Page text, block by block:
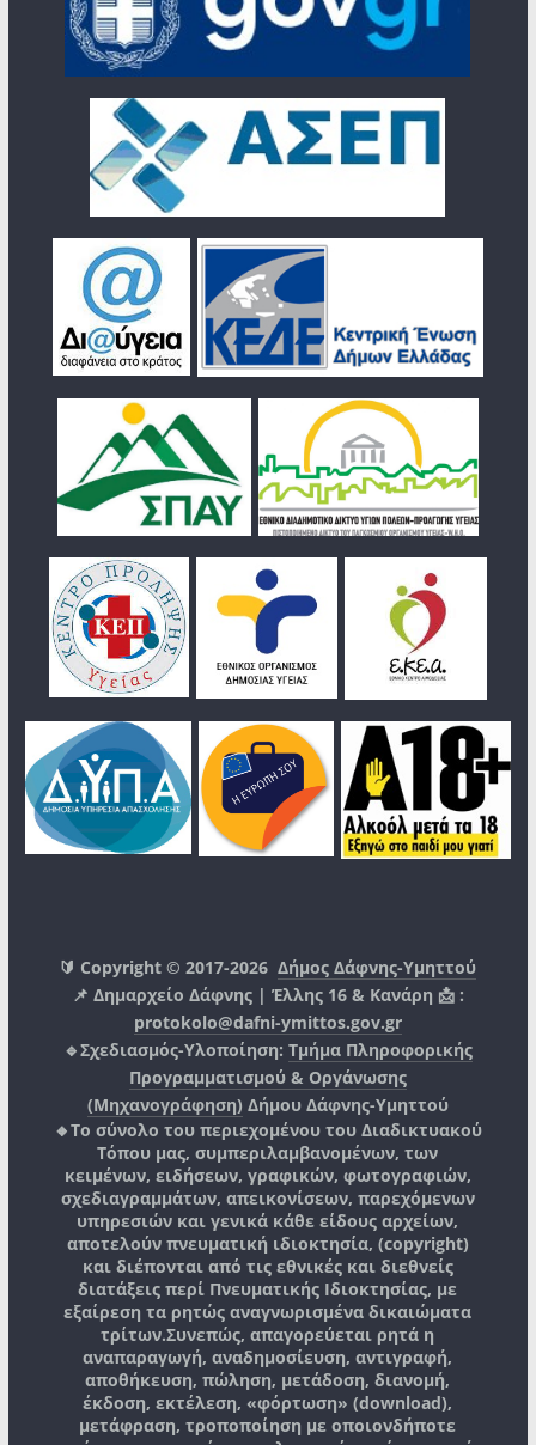
🔰 Copyright © 2017-2026Δήμος Δάφνης-Υμηττού
📌 Δημαρχείο Δάφνης | Έλλης 16 & Κανάρη 📩 :
protokolo@dafni-ymittos.gov.gr
🔹Σχεδιασμός-Υλοποίηση: Τμήμα Πληροφορικής
Προγραμματισμού & Οργάνωσης
(Μηχανογράφηση) Δήμου Δάφνης-Υμηττού
🔸Το σύνολο του περιεχομένου του Διαδικτυακού
Τόπου μας, συμπεριλαμβανομένων, των
κειμένων, ειδήσεων, γραφικών, φωτογραφιών,
σχεδιαγραμμάτων, απεικονίσεων, παρεχόμενων
υπηρεσιών και γενικά κάθε είδους αρχείων,
αποτελούν πνευματική ιδιοκτησία, (copyright)
και διέπονται από τις εθνικές και διεθνείς
διατάξεις περί Πνευματικής Ιδιοκτησίας, με
εξαίρεση τα ρητώς αναγνωρισμένα δικαιώματα
τρίτων.Συνεπώς, απαγορεύεται ρητά η
αναπαραγωγή, αναδημοσίευση, αντιγραφή,
αποθήκευση, πώληση, μετάδοση, διανομή,
έκδοση, εκτέλεση, «φόρτωση» (download),
μετάφραση, τροποποίηση με οποιονδήποτε